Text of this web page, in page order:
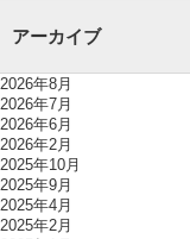
アーカイブ
2026年8月
2026年7月
2026年6月
2026年2月
2025年10月
2025年9月
2025年4月
2025年2月